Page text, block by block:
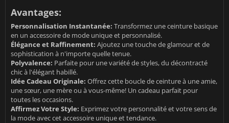
Avantages:
Personnalisation Instantanée: Transformez une ceinture basique
en un accessoire de mode unique et personnalisé.
Élégance et Raffinement: Ajoutez une touche de glamour et de
sophistication à n'importe quelle tenue.
Polyvalence: Parfaite pour une variété de styles, du décontracté
chic à l'élégant habillé.
Idée Cadeau Originale: Offrez cette boucle de ceinture à une amie,
une sœur, une mère ou à vous-même! Un cadeau parfait pour
toutes les occasions.
Affirmez Votre Style: Exprimez votre personnalité et votre sens de
la mode avec cet accessoire unique et tendance.